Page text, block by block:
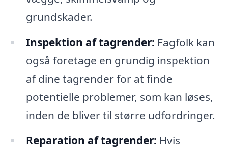
grundskader.
Inspektion af tagrender: Fagfolk kan
også foretage en grundig inspektion
af dine tagrender for at finde
potentielle problemer, som kan løses,
inden de bliver til større udfordringer.
Reparation af tagrender: Hvis